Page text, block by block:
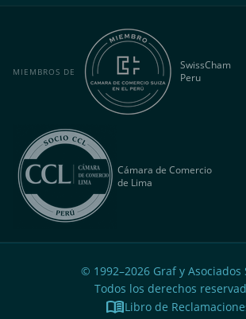
MIEMBROS DE
SwissCham
Peru
Cámara de Comercio
de Lima
© 1992–2026 Graf y Asociados
Todos los derechos
menu_bookLibro de